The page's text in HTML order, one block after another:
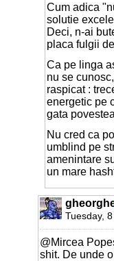
Cum adica
solutie
Deci, n-ai
placa fulgii
Ca pe linga
nu se
raspicat :
energetic pe
gata
Nu cred ca
umblind pe
amenintare
un mare
Tuesday,
@Mircea
shit. De unde